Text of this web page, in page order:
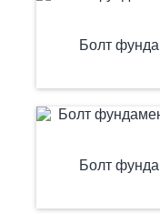
Болт
Болт